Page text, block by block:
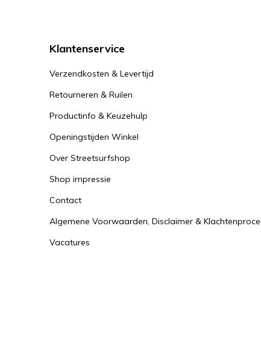
Klantenservice
Verzendkosten & Levertijd
Retourneren & Ruilen
Productinfo & Keuzehulp
Openingstijden Winkel
Over Streetsurfshop
Shop impressie
Contact
Algemene Voorwaarden, Disclaimer &
Vacatures